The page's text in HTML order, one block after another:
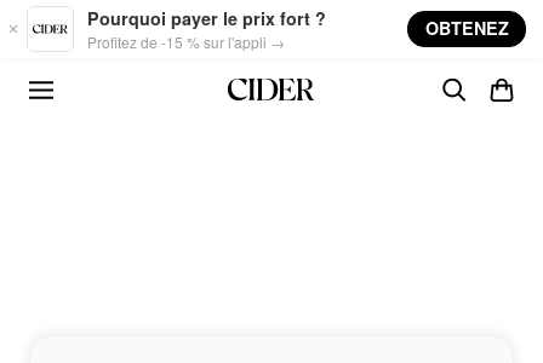
Skip to main content
Pourquoi payer le prix fort ?
Profitez de -15 % sur l'appli →
OBTENEZ